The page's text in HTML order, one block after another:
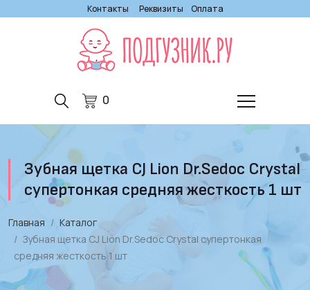
Контакты Реквизиты Оплата
0
Зубная щетка CJ Lion Dr.Sedoc Сrystal
супертонкая средняя жесткость 1 шт
Главная
Каталог
Зубная щетка CJ Lion Dr.Sedoc Сrystal супертонкая
средняя жесткость 1 шт